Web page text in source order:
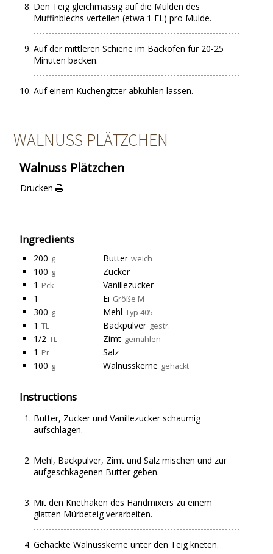
Den Teig gleichmässig auf die Mulden des
Muffinblechs verteilen (etwa 1 EL) pro Mulde.
Auf der mittleren Schiene im Backofen für 20-25
Minuten backen.
Auf einem Kuchengitter abkühlen lassen.
WALNUSS PLÄTZCHEN
Walnuss Plätzchen
Drucken
Ingredients
200 g Butter weich
100 g
Zucker
1 Pck
Vanillezucker
1
Ei Größe M
300 g Mehl Typ 405
1 TL Backpulver gestr.
1/2 TL Zimt gemahlen
1 Pr
Salz
100 g Walnusskerne gehackt
Instructions
Butter, Zucker und Vanillezucker schaumig
aufschlagen.
Mehl, Backpulver, Zimt und Salz mischen und zur
aufgeschkagenen Butter geben.
Mit den Knethaken des Handmixers zu einem
glatten Mürbeteig verarbeiten.
Gehackte Walnusskerne unter den Teig kneten.